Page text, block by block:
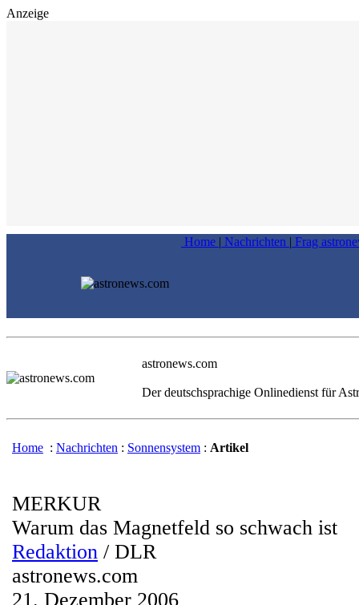
Anzeige
Home | Nachrichten | Frag
astronews.com
Der deutschsprachige Onlinedienst für
Home : Nachrichten : Sonnensystem : Artikel
MERKUR
Warum das Magnetfeld so schwach ist
Redaktion / DLR
astronews.com
21. Dezember 2006